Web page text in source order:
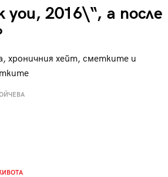
you, 2016\“, а после
хроничния хейт, сметките и